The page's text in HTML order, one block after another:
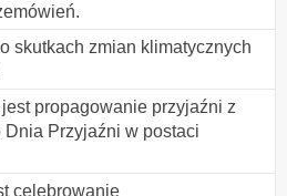
skutkach zmian klimatycznych
propagowanie przyjaźni z
Przyjaźni w postaci
celebrowanie